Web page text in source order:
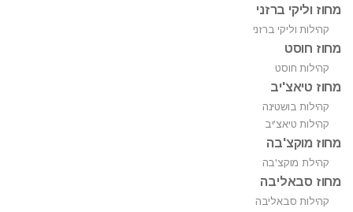
מחוז וליקי ברזני
קהילות וליקי ברזני
מחוז חוסט
קהילות חוסט
מחוז טיאצ'יב
קהילות בושטינה
קהילות טיאצ'יב
מחוז מוקצ'בה
קהילת מוקצ'בה
מחוז סבאליבה
קהילות סבאליבה